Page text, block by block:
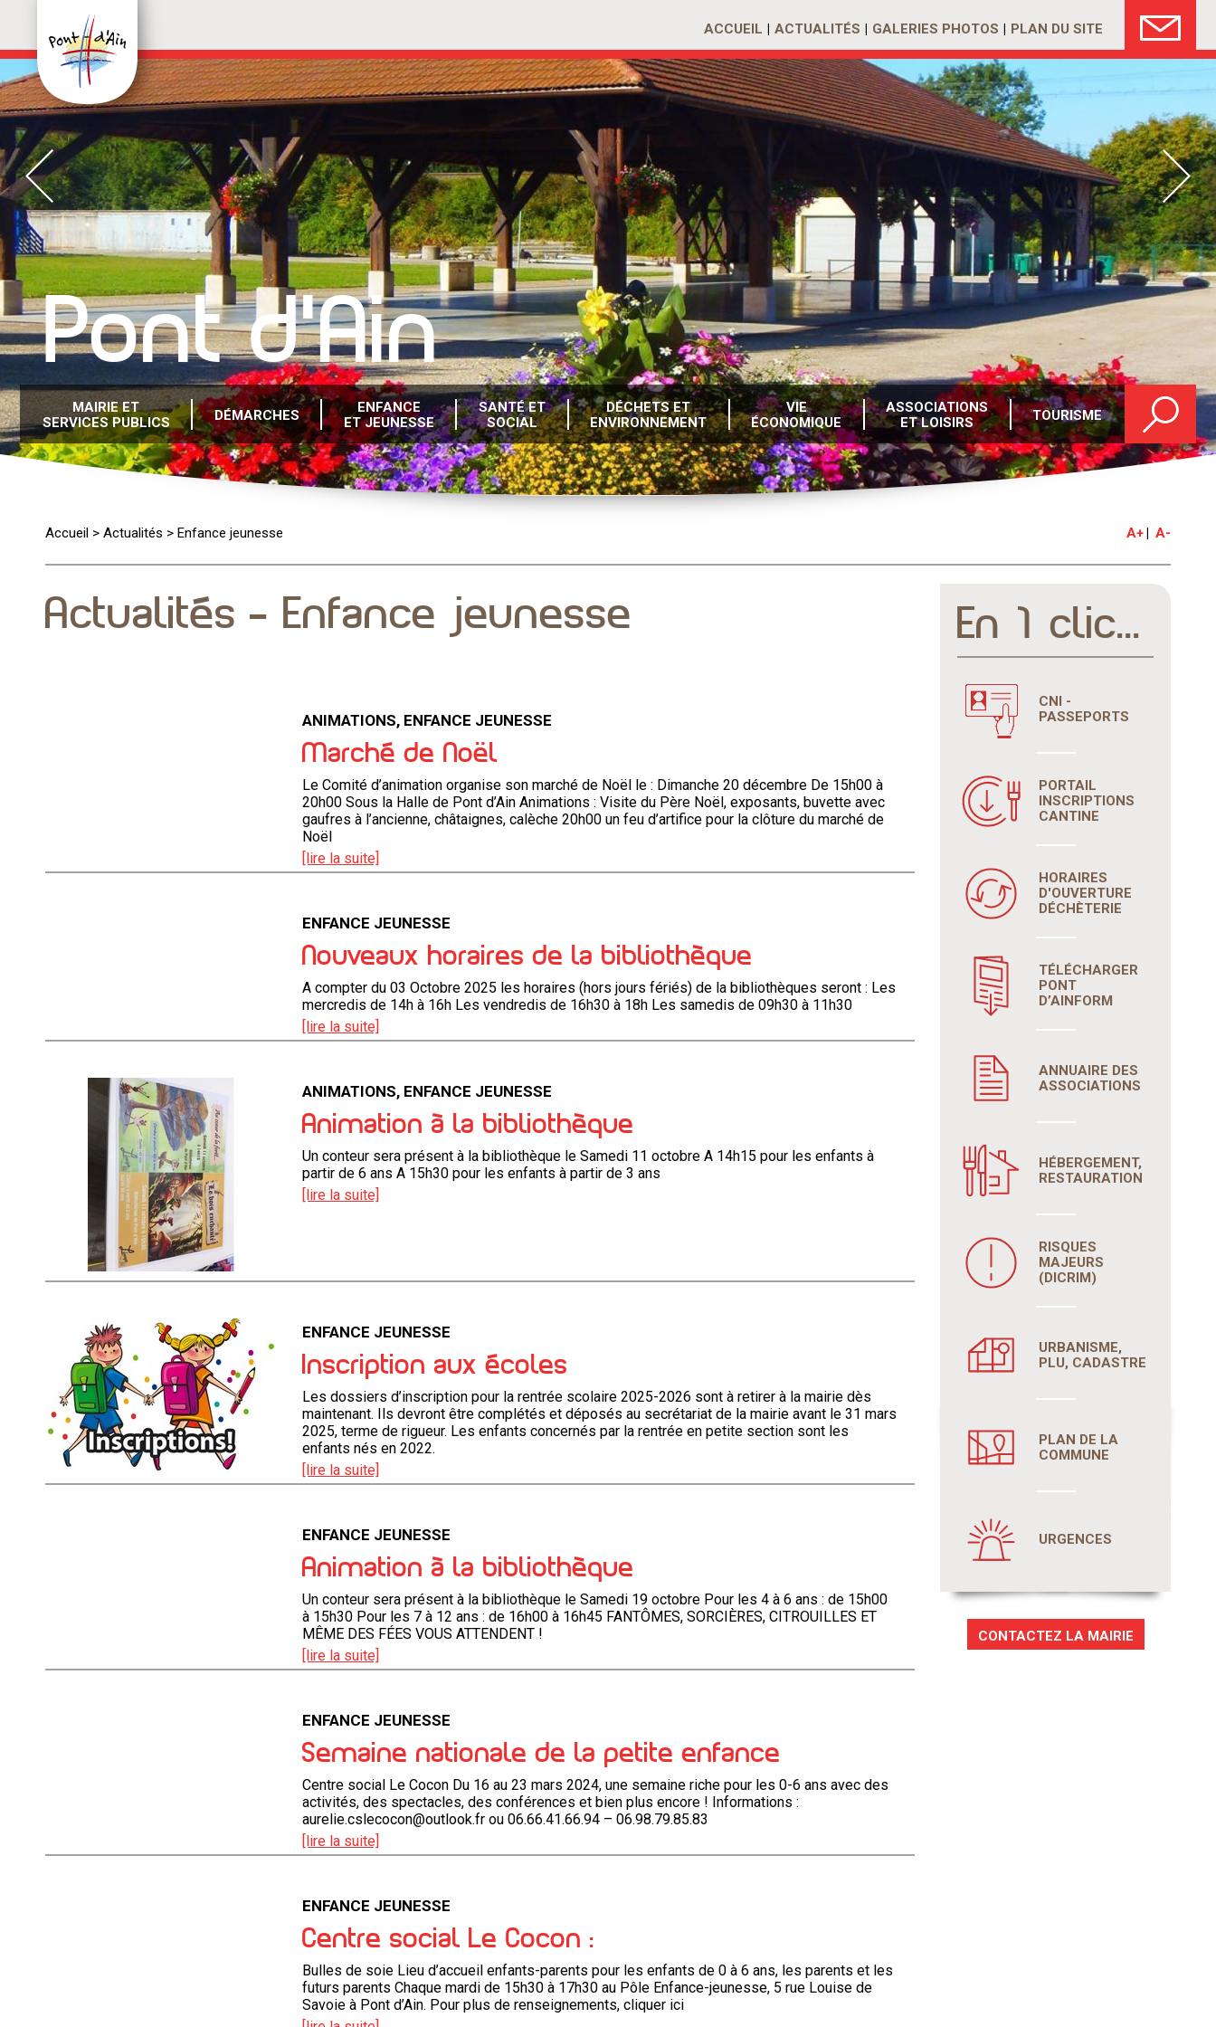
ACCUEIL ACTUALITÉS GALERIES PHOTOS PLAN DU SITE
Pont d'Ain
MAIRIE ET
SERVICES PUBLICS
DÉMARCHES
ENFANCE
ET JEUNESSE
SANTÉ ET
SOCIAL
DÉCHETS ET
ENVIRONNEMENT
VIE
ÉCONOMIQUE
ASSOCIATIONS
ET LOISIRS
TOURISME
Accueil > Actualités > Enfance jeunesse A+ A-
Actualités - Enfance jeunesse
ANIMATIONS, ENFANCE JEUNESSE
Marché de Noël
Le Comité d’animation organise son marché de Noël le : Dimanche 20 décembre De 15h00 à
20h00 Sous la Halle de Pont d’Ain Animations : Visite du Père Noël, exposants, buvette avec
gaufres à l’ancienne, châtaignes, calèche 20h00 un feu d’artifice pour la clôture du marché de
Noël
[lire la suite]
ENFANCE JEUNESSE
Nouveaux horaires de la bibliothèque
A compter du 03 Octobre 2025 les horaires (hors jours fériés) de la bibliothèques seront : Les
mercredis de 14h à 16h Les vendredis de 16h30 à 18h Les samedis de 09h30 à 11h30
[lire la suite]
ANIMATIONS, ENFANCE JEUNESSE
Animation à la bibliothèque
Un conteur sera présent à la bibliothèque le Samedi 11 octobre A 14h15 pour les enfants à
partir de 6 ans A 15h30 pour les enfants à partir de 3 ans
[lire la suite]
ENFANCE JEUNESSE
Inscription aux écoles
Les dossiers d’inscription pour la rentrée scolaire 2025-2026 sont à retirer à la mairie dès
maintenant. Ils devront être complétés et déposés au secrétariat de la mairie avant le 31 mars
2025, terme de rigueur. Les enfants concernés par la rentrée en petite section sont les
enfants nés en 2022.
[lire la suite]
ENFANCE JEUNESSE
Animation à la bibliothèque
Un conteur sera présent à la bibliothèque le Samedi 19 octobre Pour les 4 à 6 ans : de 15h00
à 15h30 Pour les 7 à 12 ans : de 16h00 à 16h45 FANTÔMES, SORCIÈRES, CITROUILLES ET
MÊME DES FÉES VOUS ATTENDENT !
[lire la suite]
ENFANCE JEUNESSE
Semaine nationale de la petite enfance
Centre social Le Cocon Du 16 au 23 mars 2024, une semaine riche pour les 0-6 ans avec des
activités, des spectacles, des conférences et bien plus encore ! Informations :
aurelie.cslecocon@outlook.fr ou 06.66.41.66.94 – 06.98.79.85.83
[lire la suite]
ENFANCE JEUNESSE
Centre social Le Cocon :
Bulles de soie Lieu d’accueil enfants-parents pour les enfants de 0 à 6 ans, les parents et les
futurs parents Chaque mardi de 15h30 à 17h30 au Pôle Enfance-jeunesse, 5 rue Louise de
Savoie à Pont d’Ain. Pour plus de renseignements, cliquer ici
En 1 clic...
CNI -
PASSEPORTS
PORTAIL
INSCRIPTIONS
CANTINE
HORAIRES
D'OUVERTURE
DÉCHÈTERIE
TÉLÉCHARGER
PONT
D’AINFORM
ANNUAIRE DES
ASSOCIATIONS
HÉBERGEMENT,
RESTAURATION
RISQUES
MAJEURS
(DICRIM)
URBANISME,
PLU, CADASTRE
PLAN DE LA
COMMUNE
URGENCES
CONTACTEZ LA MAIRIE